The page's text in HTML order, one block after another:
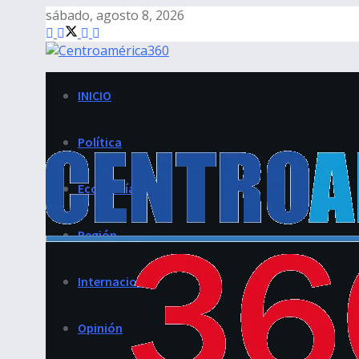
sábado, agosto 8, 2026
INICIO
Política
Economía
Región
Internacional
Opinión